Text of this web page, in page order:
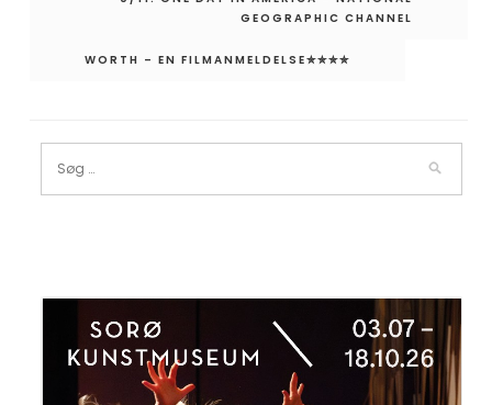
GEOGRAPHIC CHANNEL
WORTH – EN FILMANMELDELSE✮✮✮✮